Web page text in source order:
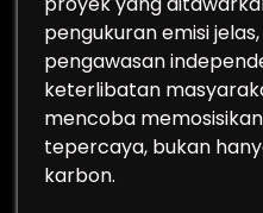
pengukuran emisi
pengawasan
keterlibatan
mencoba
tepercaya, bukan
karbon.